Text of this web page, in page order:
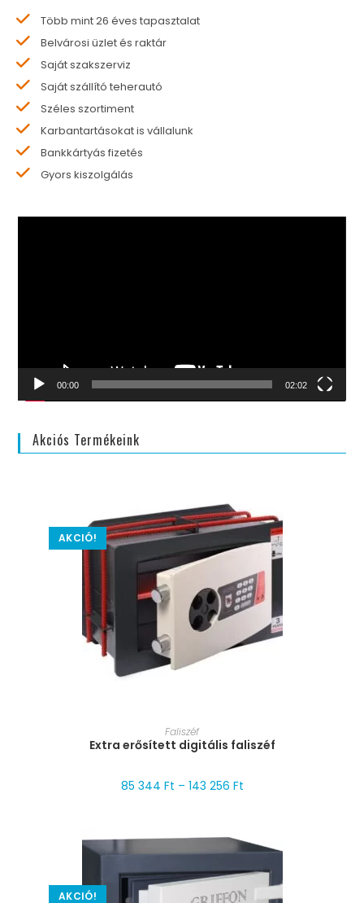
Több mint 26 éves tapasztalat
Belvárosi üzlet és raktár
Saját szakszerviz
Saját szállító teherautó
Széles szortiment
Karbantartásokat is vállalunk
Bankkártyás fizetés
Gyors kiszolgálás
00:00 02:02
Akciós Termékeink
AKCIÓ!
MÉRET VÁLASZTÁSA
Faliszéf
Extra erősített digitális faliszéf
85 344 Ft – 143 256 Ft
AKCIÓ!